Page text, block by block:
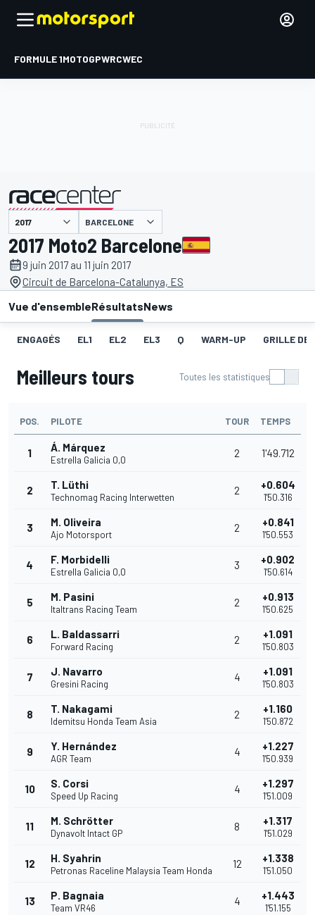
FORMULE 1MOTOGPWRCWEC
présenté par BARCELONE
2017 Moto2 Barcelone
9 juin 2017 au 11 juin 2017
Circuit de Barcelona-Catalunya, ES
Vue d'ensembleRésultatsNews
ENGAGÉS EL1 EL2 EL3 Q WARM-UP GRILLE DE
Meilleurs tours Toutes les statistiques
POS. PILOTE TOUR TEMPS
1 Á. Márquez
Estrella Galicia 0,0
2 1'49.712
2 T. Lüthi
Technomag Racing Interwetten
2 +0.604
1'50.316
3 M. Oliveira
Ajo Motorsport
2 +0.841
1'50.553
4 F. Morbidelli
Estrella Galicia 0,0
3 +0.902
1'50.614
5 M. Pasini
Italtrans Racing Team
2 +0.913
1'50.625
6 L. Baldassarri
Forward Racing
2 +1.091
1'50.803
7 J. Navarro
Gresini Racing
4 +1.091
1'50.803
8 T. Nakagami
Idemitsu Honda Team Asia
2 +1.160
1'50.872
9 Y. Hernández
AGR Team
4 +1.227
1'50.939
10 S. Corsi
Speed Up Racing
4 +1.297
1'51.009
11 M. Schrötter
Dynavolt Intact GP
8 +1.317
1'51.029
12 H. Syahrin
Petronas Raceline Malaysia Team Honda
12 +1.338
1'51.050
13 P. Bagnaia
Team VR46
4 +1.443
1'51.155